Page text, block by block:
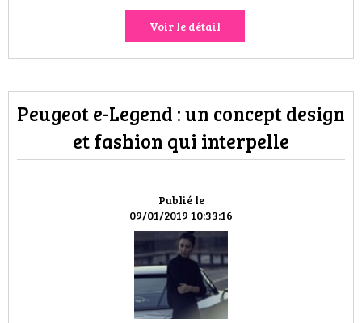
Voir le détail
Publié le
09/01/2019 10:33:16
Peugeot e-Legend : un concept design
et fashion qui interpelle